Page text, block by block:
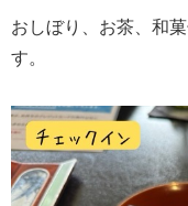
おしぼり、お茶、和
す。